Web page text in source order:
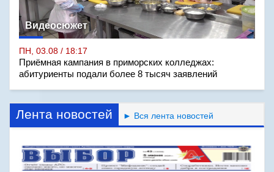
Видеосюжет
ПН, 03.08 / 18:17
Приёмная кампания в приморских колледжах:
абитуриенты подали более 8 тысяч заявлений
Лента новостей ► Вся лента новостей